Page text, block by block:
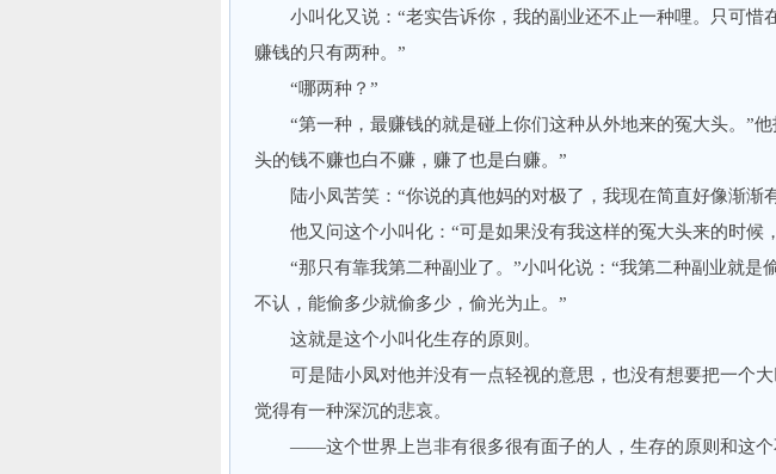
小叫化又说：“老实告诉你，我的副业还不止一种哩。只可惜
赚钱的只有两种。”
“哪两种？”
“第一种，最赚钱的就是碰上你们这种从外地来的冤大头。”他
头的钱不赚也白不赚，赚了也是白赚。”
陆小凤苦笑：“你说的真他妈的对极了，我现在简直好像渐渐
他又问这个小叫化：“可是如果没有我这样的冤大头来的时候
“那只有靠我第二种副业了。”小叫化说：“我第二种副业就是
不认，能偷多少就偷多少，偷光为止。”
这就是这个小叫化生存的原则。
可是陆小凤对他并没有一点轻视的意思，也没有想要把一个大
觉得有一种深沉的悲哀。
——这个世界上岂非有很多很有面子的人，生存的原则和这个